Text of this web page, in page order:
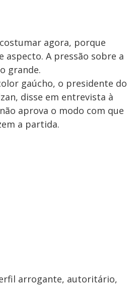
agora, porque
aspecto. A pressão sobre a
grande.
gaúcho, o presidente do
disse em entrevista à
aprova o modo com que
a partida.
arrogante, autoritário,